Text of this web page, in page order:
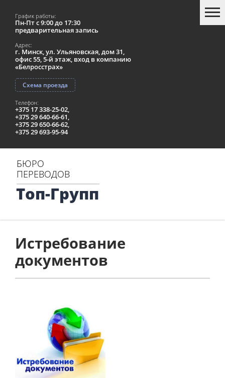
График работы:
Пн-Пт с 9:00 до 17:30
предварительная запись
Адрес:
г. Минск, ул. Ульяновская, дом 31,
офис 55, 5-й этаж, вход в компанию
«Белросстрах»
Схема проезда
Телефон:
+375 17 338-25-02,
+375 29 640-66-61,
+375 29 650-66-62,
+375 29 693-95-94
БЮРО
ПЕРЕВОДОВ
Топ-Групп
Истребование
документов